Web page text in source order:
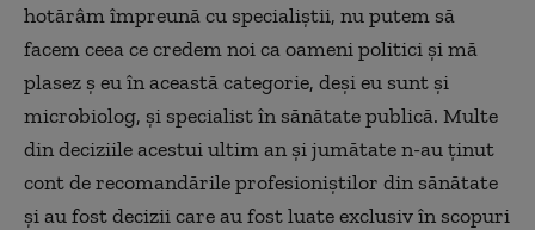
hotărâm împreună cu specialiștii, nu putem să
facem ceea ce credem noi ca oameni politici și mă
plasez ș eu în această categorie, deși eu sunt și
microbiolog, și specialist în sănătate publică. Multe
din deciziile acestui ultim an și jumătate n-au ținut
cont de recomandările profesioniștilor din sănătate
și au fost decizii care au fost luate exclusiv în scopuri